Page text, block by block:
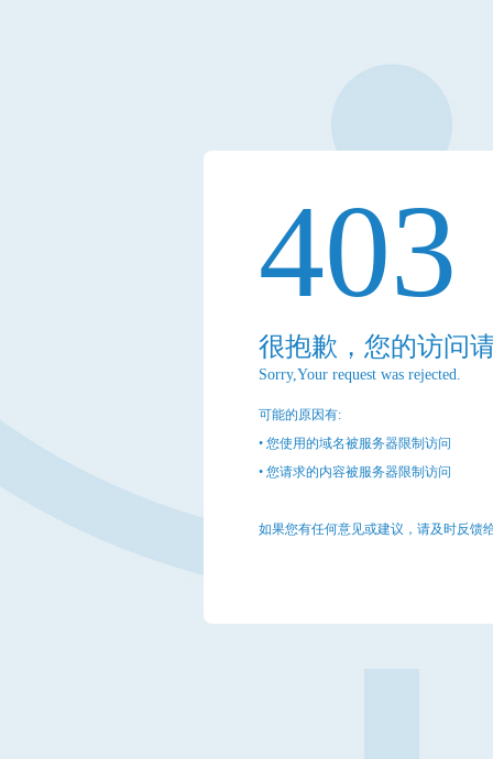
403
很抱歉，您的访问
Sorry,Your request was rejected.
可能的原因有:
• 您使用的域名被服务器限制访问
• 您请求的内容被服务器限制访问
如果您有任何意见或建议，请及时反馈